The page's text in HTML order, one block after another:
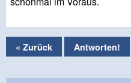
« Zurück Antworten!